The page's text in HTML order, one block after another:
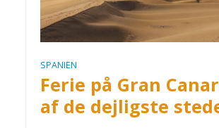
SPANIEN
Ferie på Gran
af de dejligste